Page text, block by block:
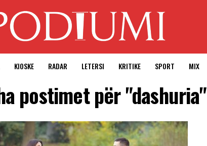
KIOSKE RADAR LETERSI KRITIKE SPORT MIX
postimet për "dashuria"